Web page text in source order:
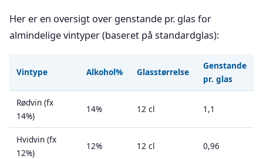
Her er en oversigt over genstande pr. glas for
almindelige vintyper (baseret på standardglas):
Vintype Alkohol% Glasstørrelse
Genstande
pr. glas
Rødvin (fx
14%)
14% 12 cl 1,1
Hvidvin (fx
12%)
12% 12 cl 0,96